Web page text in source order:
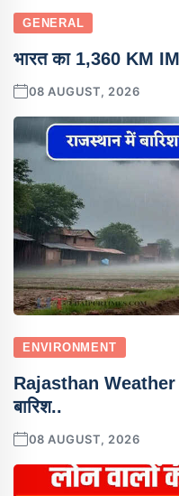
GENERAL
भारत का 1,360 KM
08 AUGUST, 2026
ENVIRONMENT
Rajasthan Weather
बारिश..
08 AUGUST, 2026